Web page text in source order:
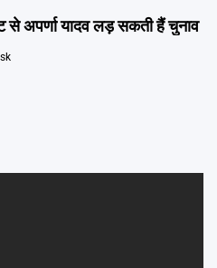
अपर्णा यादव लड़ सकती हैं चुनाव